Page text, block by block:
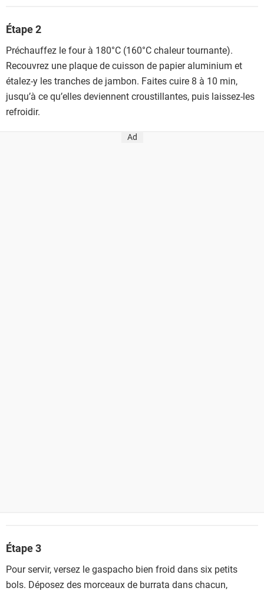
Étape 2
Préchauffez le four à 180°C (160°C chaleur tournante).
Recouvrez une plaque de cuisson de papier aluminium et
étalez-y les tranches de jambon. Faites cuire 8 à 10 min,
jusqu’à ce qu’elles deviennent croustillantes, puis laissez-les
refroidir.
Ad
Étape 3
Pour servir, versez le gaspacho bien froid dans six petits
bols. Déposez des morceaux de burrata dans chacun,